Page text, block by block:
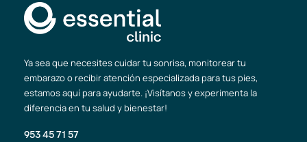
Ya sea que necesites cuidar tu sonrisa, monitorear tu
embarazo o recibir atención especializada para tus pies,
estamos aquí para ayudarte. ¡Visítanos y experimenta la
diferencia en tu salud y bienestar!
953 45 71 57